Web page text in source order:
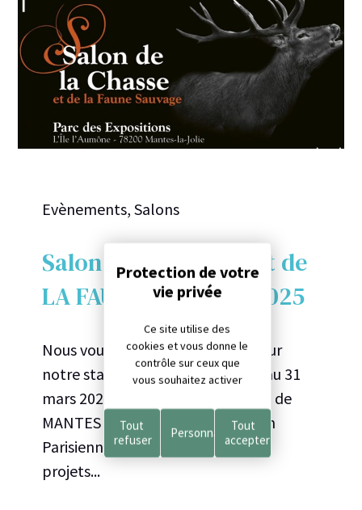
Evènements, Salons
Salon de la CHASSE et de
LA FAUNE SAUVAGE 2025
Nous vous attendons nombreux sur
notre stand (numéro D 42) du 28 au 31
mars 2025 au Parc des Expositions de
MANTES LA JOLIE (78200 – Région
Parisienne) pour échanger sur vos
projets...
Panneau de gestion des cookies
Ce site utilise des
cookies et vous donne le
contrôle sur ceux que
vous souhaitez activer
Tout
accepter
Tout
refuser
Personnaliser